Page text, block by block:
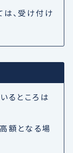
、受け付け
るところは
額となる場